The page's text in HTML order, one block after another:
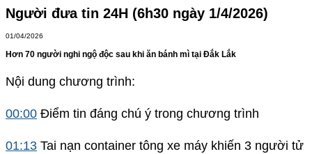
Người đưa tin 24H (6h30 ngày 1/4/2026)
01/04/2026
Hơn 70 người nghi ngộ độc sau khi ăn bánh mì tại Đắk Lắk
Nội dung chương trình:
00:00 Điểm tin đáng chú ý trong chương trình
01:13 Tai nạn container tông xe máy khiến 3 người tử